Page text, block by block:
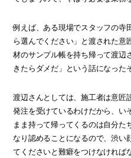
例えば、ある現場でスタッフの寺
ら選んでください」と渡された意
材のサンプル帳を持ち帰って渡辺
きたらダメだ」という話になった
渡辺さんとしては、施工者は意匠
発注を受けているわけだから、い
まま持って帰ってくるのは自分た
なり認めることになるので、渋い
てくださいと難癖をつけなければ